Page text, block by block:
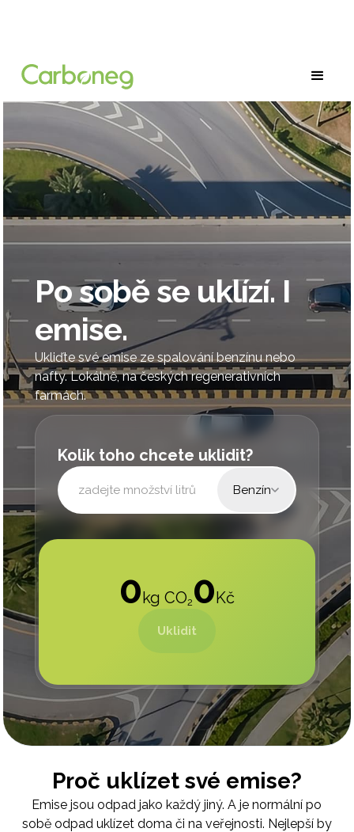
Po sobě se uklízí. I
emise.
Ukliďte své emise ze spalování benzínu nebo
nafty. Lokálně, na českých regenerativních
farmách.
Kolik toho chcete uklidit?
Benzín
0kg CO2 0Kč
Uklidit
Proč uklízet své emise?
Emise jsou odpad jako každý jiný. A je normální po
sobě odpad uklízet doma či na veřejnosti. Nejlepší by